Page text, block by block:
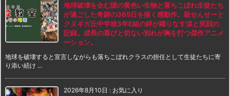
地球破壊を企む謎の黄色い生物と落ちこぼれ生徒たち
が過ごした奇跡の365日を描く感動作。殺せんせーと
クヌギガ丘中学校3年E組の絆が織りなす涙と笑顔の
記録。成長の喜びと切ない別れが胸を打つ傑作アニメ
ーション。
地球を破壊すると宣言しながらも落ちこぼれクラスの担任として生徒たちに寄
り添い続け ...
2026年8月10日 : お気に入り